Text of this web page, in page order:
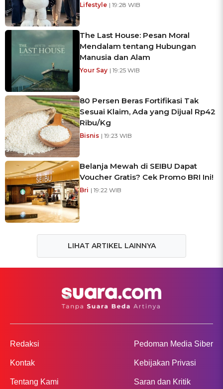
Lifestyle | 19:28 WIB
The Last House: Pesan Moral
Mendalam tentang Hubungan
Manusia dan Alam
Your Say | 19:25 WIB
80 Persen Beras Fortifikasi Tak
Sesuai Klaim, Ada yang Dijual Rp42
Ribu/Kg
Bisnis | 19:23 WIB
Belanja Mewah di SEIBU Dapat
Voucher Gratis? Cek Promo BRI Ini!
Bri | 19:22 WIB
LIHAT ARTIKEL LAINNYA
Redaksi
Kontak
Tentang Kami
Pedoman Media Siber
Kebijakan Privasi
Saran dan Kritik